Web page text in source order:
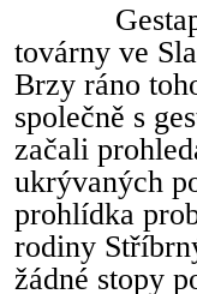
továrny ve
Brzy ráno
společně s
začali
ukrývaných
prohlídka
rodiny
žádné stopy